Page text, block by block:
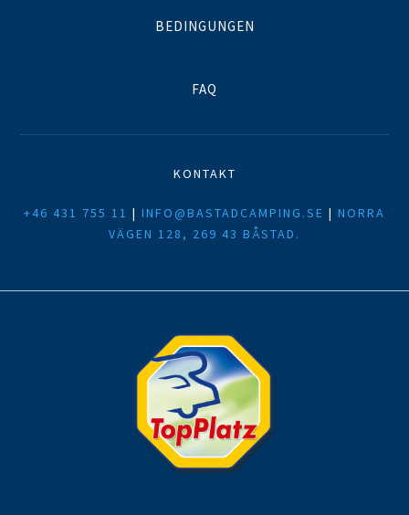
BEDINGUNGEN
FAQ
KONTAKT
+46 431 755 11 | INFO@BASTADCAMPING.SE | NORRA
VÄGEN 128, 269 43 BÅSTAD.